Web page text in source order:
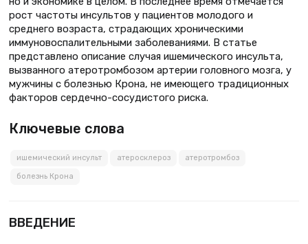
рост частоты инсультов у пациентов молодого и
среднего возраста, страдающих хроническими
иммуновоспалительными заболеваниями. В статье
представлено описание случая ишемического инсульта,
вызванного атеротромбозом артерии головного мозга, у
мужчины с болезнью Крона, не имеющего традиционных
факторов сердечно-сосудистого риска.
Ключевые слова
ишемический инсульт атеросклероз атеротромбоз
болезнь Крона
ВВЕДЕНИЕ